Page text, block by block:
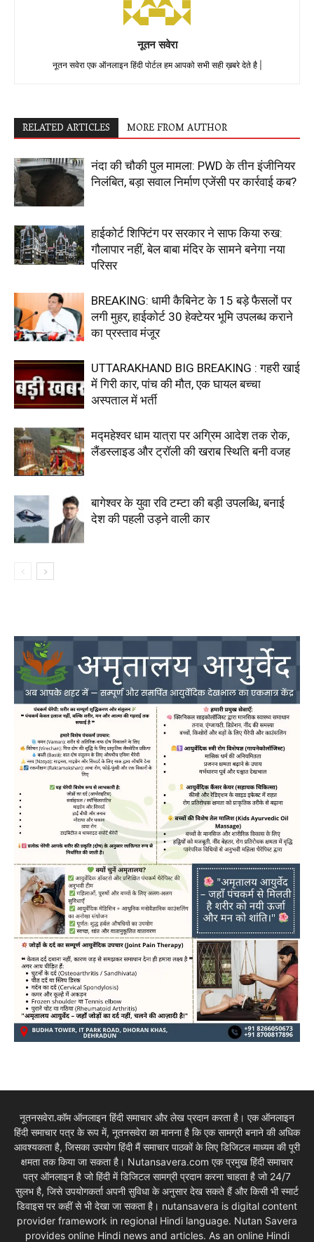
नूतन सवेरा
नूतन सवेरा एक ऑनलाइन हिंदी पोर्टल हम आपको सभी सही ख़बरे देते है |
RELATED ARTICLES MORE FROM AUTHOR
नंदा की चौकी पुल मामला: PWD के तीन इंजीनियर
निलंबित, बड़ा सवाल निर्माण एजेंसी पर कार्रवाई कब?
हाईकोर्ट शिफ्टिंग पर सरकार ने साफ किया रुख:
गौलापार नहीं, बेल बाबा मंदिर के सामने बनेगा नया
परिसर
BREAKING: धामी कैबिनेट के 15 बड़े फैसलों पर
लगी मुहर, हाईकोर्ट 30 हेक्टेयर भूमि उपलब्ध कराने
का प्रस्ताव मंजूर
UTTARAKHAND BIG BREAKING : गहरी खाई
में गिरी कार, पांच की मौत, एक घायल बच्चा
अस्पताल में भर्ती
मद्महेश्वर धाम यात्रा पर अग्रिम आदेश तक रोक,
लैंडस्लाइड और ट्रॉली की खराब स्थिति बनी वजह
बागेश्वर के युवा रवि टम्टा की बड़ी उपलब्धि, बनाई
देश की पहली उड़ने वाली कार
नूतनसवेरा.कॉम ऑनलाइन हिंदी समाचार और लेख प्रदान करता है। एक ऑनलाइन
हिंदी समाचार पत्र के रूप में, नूतनसवेरा का मानना है कि एक सामग्री बनाने की अधिक
आवश्यकता है, जिसका उपयोग हिंदी मैं समाचार पाठकों के लिए डिजिटल माध्यम की पूरी
क्षमता तक किया जा सकता है। Nutansavera.com एक प्रमुख हिंदी समाचार
पत्र ऑनलाइन है जो हिंदी में डिजिटल सामग्री प्रदान करना चाहता है जो 24/7
सुलभ है, जिसे उपयोगकर्ता अपनी सुविधा के अनुसार देख सकते हैं और किसी भी स्मार्ट
डिवाइस पर कहीं से भी देखा जा सकता है। nutansavera is digital content
provider framework in regional Hindi language. Nutan Savera
provides online Hindi news and articles. As an online Hindi